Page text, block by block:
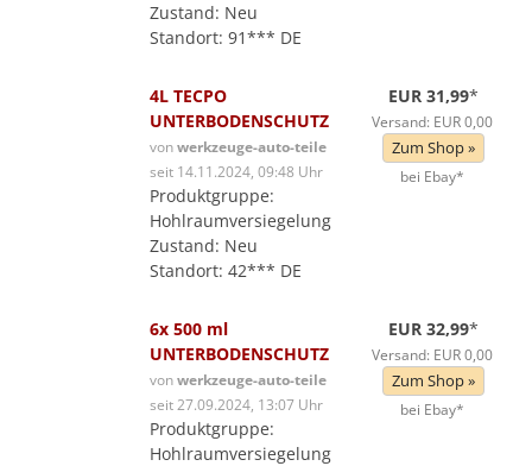
Zustand: Neu
Standort: 91*** DE
4L TECPO
UNTERBODENSCHUTZ
vonwerkzeuge-auto-teile
seit 14.11.2024, 09:48 Uhr
Produktgruppe:
Hohlraumversiegelung
Zustand: Neu
Standort: 42*** DE
EUR 31,99*
Versand: EUR 0,00
Zum Shop »
bei Ebay*
6x 500 ml
UNTERBODENSCHUTZ
vonwerkzeuge-auto-teile
seit 27.09.2024, 13:07 Uhr
Produktgruppe:
Hohlraumversiegelung
EUR 32,99*
Versand: EUR 0,00
Zum Shop »
bei Ebay*